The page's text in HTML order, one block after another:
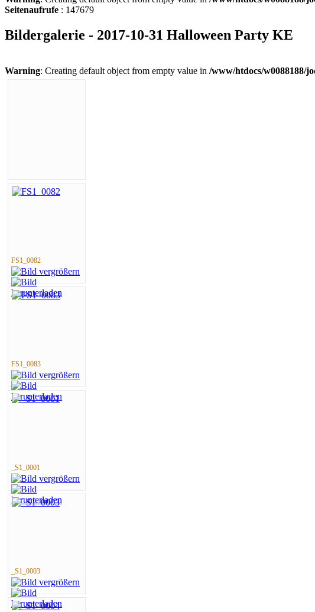
Seitenaufrufe : 147679
Bildergalerie - 2017-10-31 Halloween Party KE
Warning: Creating default object from empty value in /www/htdocs/w0088188/
FS1_0082
FS1_0083
_S1_0001
_S1_0003